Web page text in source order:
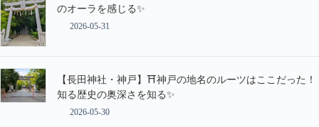
のオーラを感じる✨
2026-05-31
【長田神社・神戸】⛩️神戸の地名のルーツはここだった！
知る歴史の奥深さを知る✨
2026-05-30